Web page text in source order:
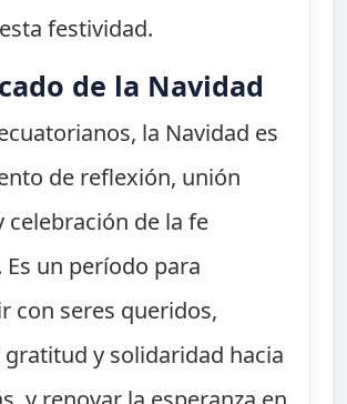
festividad.
de la Navidad
la Navidad es
de reflexión, unión
celebración de la fe
Es un período para
con seres queridos,
y solidaridad hacia